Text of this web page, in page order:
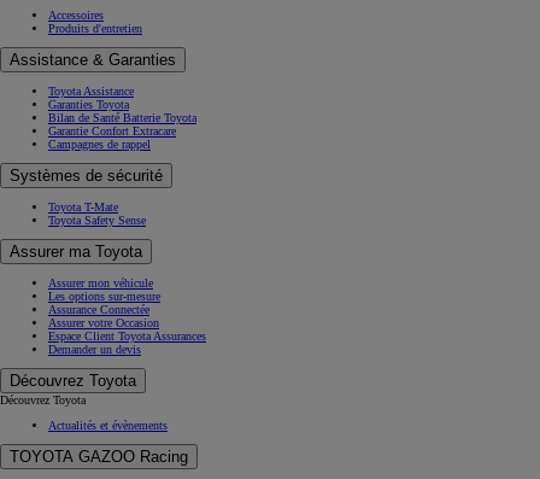
Accessoires
Produits d'entretien
Assistance & Garanties
Toyota Assistance
Garanties Toyota
Bilan de Santé Batterie Toyota
Garantie Confort Extracare
Campagnes de rappel
Systèmes de sécurité
Toyota T-Mate
Toyota Safety Sense
Assurer ma Toyota
Assurer mon véhicule
Les options sur-mesure
Assurance Connectée
Assurer votre Occasion
Espace Client Toyota Assurances
Demander un devis
Découvrez Toyota
Découvrez Toyota
Actualités et évènements
TOYOTA GAZOO Racing